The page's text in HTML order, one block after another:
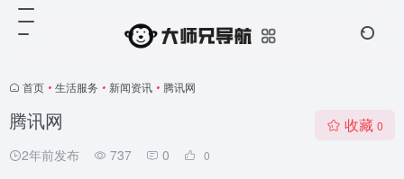
首页 • 生活服务 • 新闻资讯 • 腾讯网
腾讯网
2年前发布 737 0 0
收藏 0